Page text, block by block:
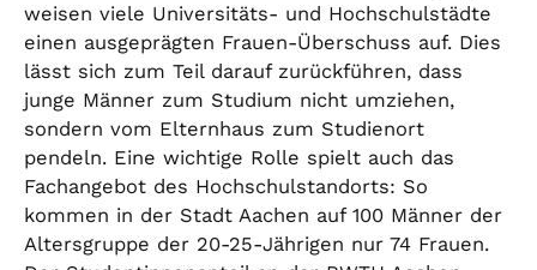
weisen viele Universitäts- und Hochschulstädte
einen ausgeprägten Frauen-Überschuss auf. Dies
lässt sich zum Teil darauf zurückführen, dass
junge Männer zum Studium nicht umziehen,
sondern vom Elternhaus zum Studienort
pendeln. Eine wichtige Rolle spielt auch das
Fachangebot des Hochschulstandorts: So
kommen in der Stadt Aachen auf 100 Männer der
Altersgruppe der 20-25-Jährigen nur 74 Frauen.